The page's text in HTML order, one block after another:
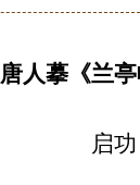
唐人摹《兰
启功